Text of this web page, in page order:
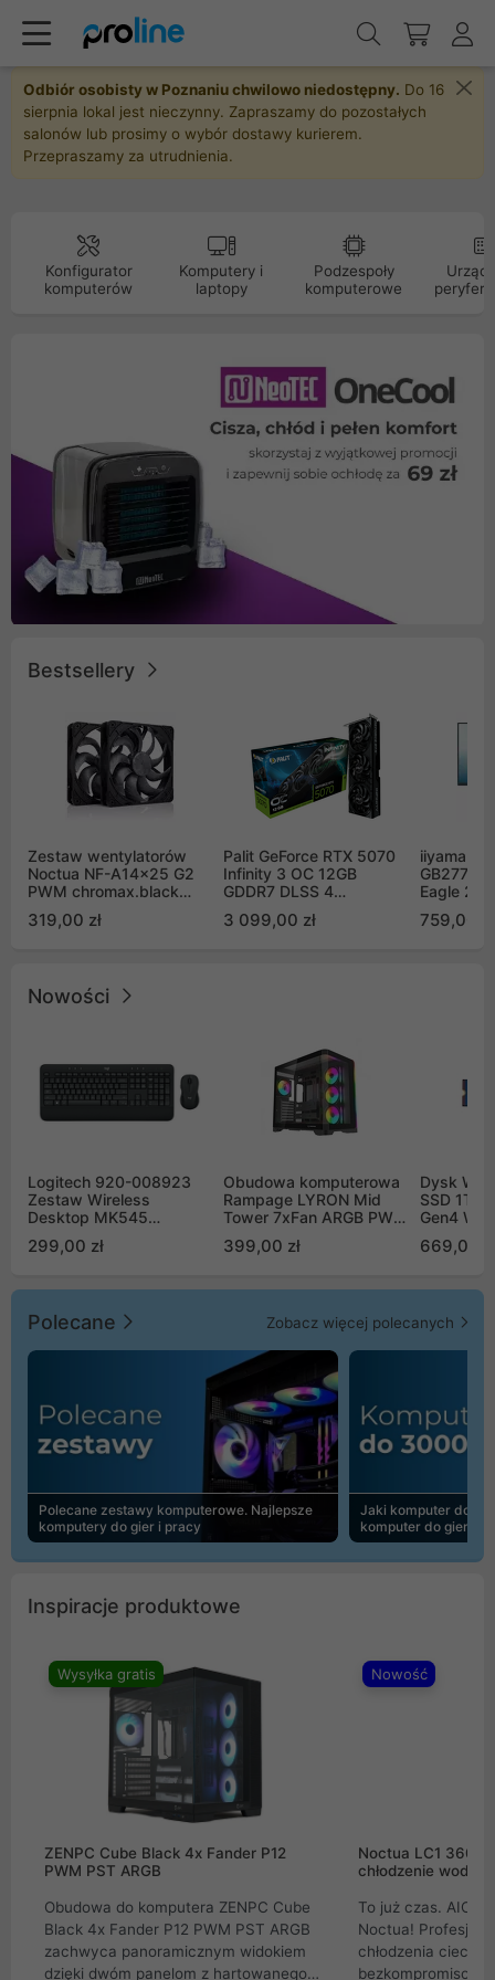
Odbiór osobisty w Poznaniu chwilowo niedostępny. Do 16
sierpnia lokal jest nieczynny. Zapraszamy do pozostałych
salonów lub prosimy o wybór dostawy kurierem.
Przepraszamy za utrudnienia.
Konfigurator
komputerów
Komputery i
laptopy
Podzespoły
komputerowe
Bestsellery
Zestaw wentylatorów
Noctua NF-A14x25 G2
PWM chromax.black
Push Pull (2szt)
319,00 zł
Palit GeForce RTX 5070
Infinity 3 OC 12GB
GDDR7 DLSS 4
GB2050S)
3 099,00 zł
iiyama G-
Eagle 27"
759,00 zł
Nowości
Logitech 920-008923
Zestaw Wireless
Desktop MK545
299,00 zł
Obudowa komputerowa
Rampage LYRON Mid
Tower 7xFan ARGB PWM
399,00 zł
Dysk WD
SSD 1TB
Gen4
669,00
Polecane Zobacz więcej polecanych
Polecane zestawy komputerowe. Najlepsze
komputery do gier i pracy
Jaki komputer do
komputer do gier |
Inspiracje produktowe
Wysyłka gratis
ZENPC Cube Black 4x Fander P12
PWM PST ARGB
Obudowa do komputera ZENPC Cube
Black 4x Fander P12 PWM PST ARGB
zachwyca panoramicznym widokiem
dzięki dwóm panelom z hartowanego
Nowość
Noctua LC1
chłodzenie wodne
To już czas. AIO
Noctua!
chłodzenia cieczą